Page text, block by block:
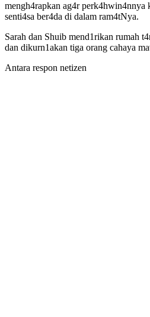
mengh4rapkan ag4r perk4hwin4nnya
senti4sa ber4da di dalam ram4tNya.
Sarah dan Shuib mend1rikan rumah
dan dikurn1akan tiga orang cahaya
Antara respon netizen